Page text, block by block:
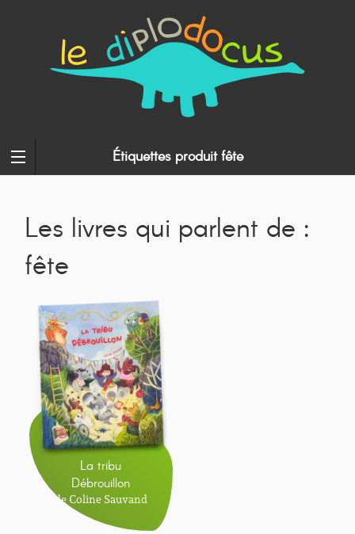
Étiquettes produit fête
Les livres qui parlent de :
fête
La tribu
Débrouillon
de Coline Sauvand